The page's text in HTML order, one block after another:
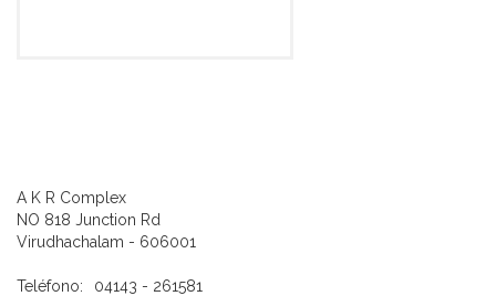
A K R Complex
NO 818 Junction Rd
Virudhachalam - 606001
Teléfono:
04143 - 261581